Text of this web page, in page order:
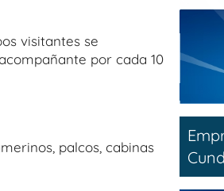
visitantes se
por cada 10
palcos, cabinas